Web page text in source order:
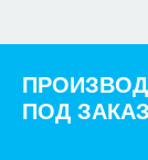
ПОД